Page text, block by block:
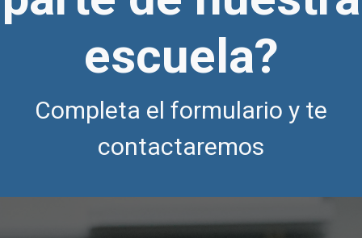
escuela?
Completa el formulario y te
contactaremos